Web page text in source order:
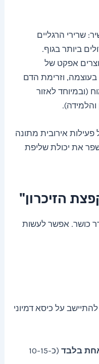
שרירי הרגליים
ביותר בגוף.
אפקט של
וזרימת הדם
(ובמיוחד לאזור
פעילות אירובית מתונה
את יכולת שליפת
הזיכרון"
כושר. אפשר לעשות
על כיסא דמיוני
בלבד
(כ-10-15